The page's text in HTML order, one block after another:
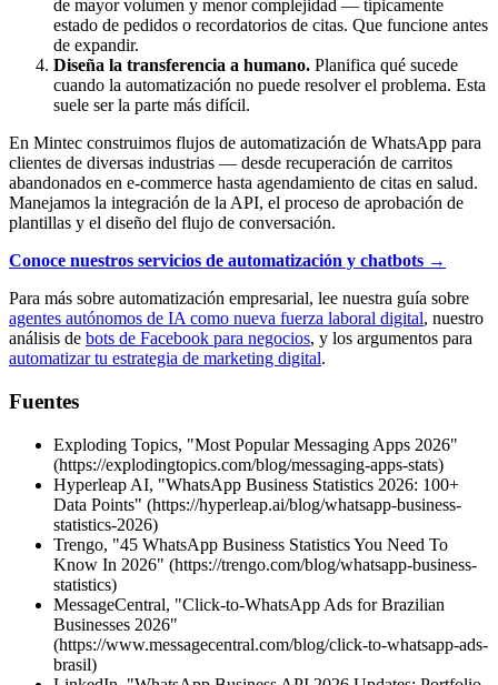
de mayor volumen y menor complejidad — típicamente
estado de pedidos o recordatorios de citas. Que funcione antes
de expandir.
Diseña la transferencia a humano. Planifica qué sucede
cuando la automatización no puede resolver el problema. Esta
suele ser la parte más difícil.
En Mintec construimos flujos de automatización de WhatsApp para
clientes de diversas industrias — desde recuperación de carritos
abandonados en e-commerce hasta agendamiento de citas en salud.
Manejamos la integración de la API, el proceso de aprobación de
plantillas y el diseño del flujo de conversación.
Conoce nuestros servicios de automatización y chatbots →
Para más sobre automatización empresarial, lee nuestra guía sobre
agentes autónomos de IA como nueva fuerza laboral digital, nuestro
análisis de bots de Facebook para negocios, y los argumentos para
automatizar tu estrategia de marketing digital.
Fuentes
Exploding Topics, "Most Popular Messaging Apps 2026"
(https://explodingtopics.com/blog/messaging-apps-stats)
Hyperleap AI, "WhatsApp Business Statistics 2026: 100+
Data Points" (https://hyperleap.ai/blog/whatsapp-business-
statistics-2026)
Trengo, "45 WhatsApp Business Statistics You Need To
Know In 2026" (https://trengo.com/blog/whatsapp-business-
statistics)
MessageCentral, "Click-to-WhatsApp Ads for Brazilian
Businesses 2026"
(https://www.messagecentral.com/blog/click-to-whatsapp-ads-
brasil)